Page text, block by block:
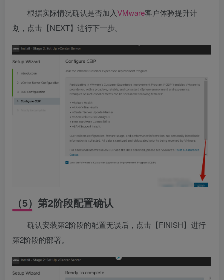
根据实际情况确认是否加入VMware客户体验提升计
划，点击【NEXT】进行下一步。
（5）第2阶段配置确认
确认安装第2阶段的配置无误后，点击【FINISH】进行
第2阶段的部署。